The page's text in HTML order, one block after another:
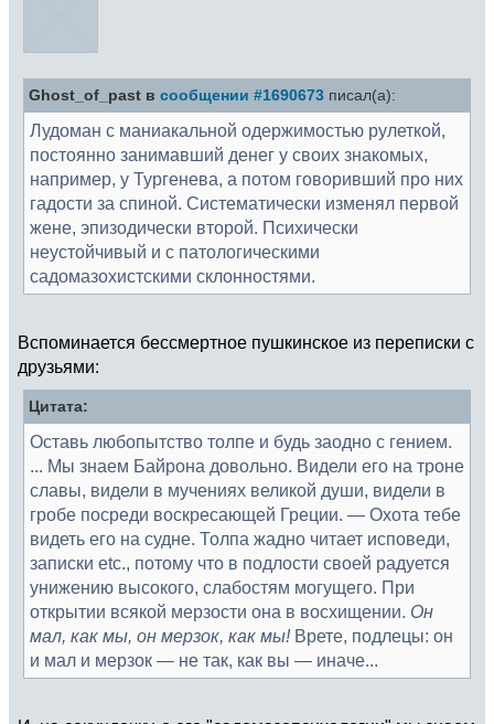
Ghost_of_past в сообщении #1690673 писал(а):
Лудоман с маниакальной одержимостью рулеткой,
постоянно занимавший денег у своих знакомых,
например, у Тургенева, а потом говоривший про них
гадости за спиной. Систематически изменял первой
жене, эпизодически второй. Психически
неустойчивый и с патологическими
садомазохистскими склонностями.
Вспоминается бессмертное пушкинское из переписки с
друзьями:
Цитата:
Оставь любопытство толпе и будь заодно с гением.
... Мы знаем Байрона довольно. Видели его на троне
славы, видели в мучениях великой души, видели в
гробе посреди воскресающей Греции. — Охота тебе
видеть его на судне. Толпа жадно читает исповеди,
записки etc., потому что в подлости своей радуется
унижению высокого, слабостям могущего. При
открытии всякой мерзости она в восхищении. Он
мал, как мы, он мерзок, как мы!Врете, подлецы: он
и мал и мерзок — не так, как вы — иначе...